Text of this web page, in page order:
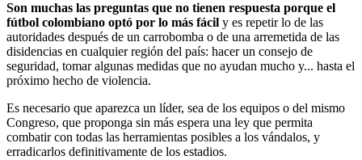
Son muchas las preguntas que no tienen respuesta porque el
fútbol colombiano optó por lo más fácil y es repetir lo de las
autoridades después de un carrobomba o de una arremetida de las
disidencias en cualquier región del país: hacer un consejo de
seguridad, tomar algunas medidas que no ayudan mucho y... hasta el
próximo hecho de violencia.
Es necesario que aparezca un líder, sea de los equipos o del mismo
Congreso, que proponga sin más espera una ley que permita
combatir con todas las herramientas posibles a los vándalos, y
erradicarlos definitivamente de los estadios.